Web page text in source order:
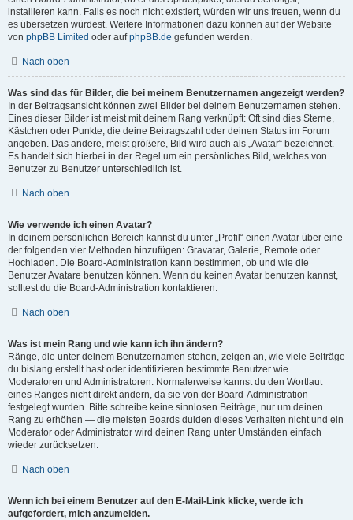
installieren kann. Falls es noch nicht existiert, würden wir uns freuen, wenn du
es übersetzen würdest. Weitere Informationen dazu können auf der Website
von phpBB Limited oder aufphpBB.de gefunden werden.
Nach oben
Was sind das für Bilder, die bei meinem Benutzernamen angezeigt werden?
In der Beitragsansicht können zwei Bilder bei deinem Benutzernamen stehen.
Eines dieser Bilder ist meist mit deinem Rang verknüpft: Oft sind dies Sterne,
Kästchen oder Punkte, die deine Beitragszahl oder deinen Status im Forum
angeben. Das andere, meist größere, Bild wird auch als „Avatar“ bezeichnet.
Es handelt sich hierbei in der Regel um ein persönliches Bild, welches von
Benutzer zu Benutzer unterschiedlich ist.
Nach oben
Wie verwende ich einen Avatar?
In deinem persönlichen Bereich kannst du unter „Profil“ einen Avatar über eine
der folgenden vier Methoden hinzufügen: Gravatar, Galerie, Remote oder
Hochladen. Die Board-Administration kann bestimmen, ob und wie die
Benutzer Avatare benutzen können. Wenn du keinen Avatar benutzen kannst,
solltest du die Board-Administration kontaktieren.
Nach oben
Was ist mein Rang und wie kann ich ihn ändern?
Ränge, die unter deinem Benutzernamen stehen, zeigen an, wie viele Beiträge
du bislang erstellt hast oder identifizieren bestimmte Benutzer wie
Moderatoren und Administratoren. Normalerweise kannst du den Wortlaut
eines Ranges nicht direkt ändern, da sie von der Board-Administration
festgelegt wurden. Bitte schreibe keine sinnlosen Beiträge, nur um deinen
Rang zu erhöhen — die meisten Boards dulden dieses Verhalten nicht und ein
Moderator oder Administrator wird deinen Rang unter Umständen einfach
wieder zurücksetzen.
Nach oben
Wenn ich bei einem Benutzer auf den E-Mail-Link klicke, werde ich
aufgefordert, mich anzumelden.